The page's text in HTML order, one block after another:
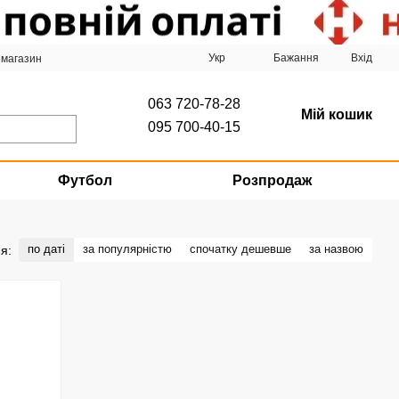
магазин
Укр Бажання Вхід
063 720-78-28
095 700-40-15
Мій кошик
Футбол Розпродаж
по даті за популярністю спочатку дешевше за назвою